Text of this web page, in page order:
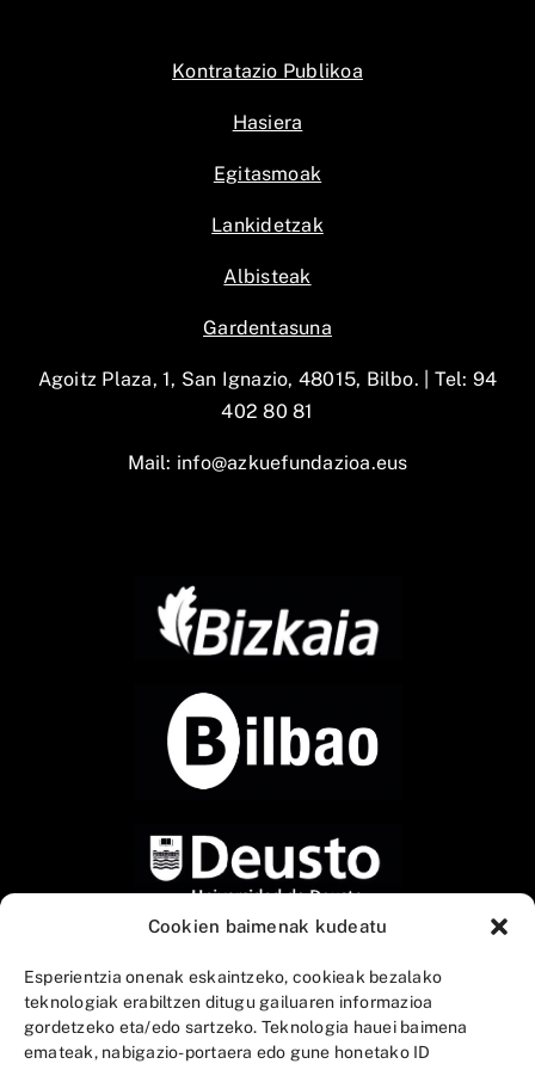
Cookien baimenak kudeatu
Esperientzia onenak eskaintzeko, cookieak bezalako
teknologiak erabiltzen ditugu gailuaren informazioa
gordetzeko eta/edo sartzeko. Teknologia hauei baimena
emateak, nabigazio-portaera edo gune honetako ID
Kontratazio Publikoa
Hasiera
Egitasmoak
Lankidetzak
Albisteak
Gardentasuna
Agoitz Plaza, 1, San Ignazio, 48015, Bilbo. | Tel: 94
402 80 81
Mail: info@azkuefundazioa.eus